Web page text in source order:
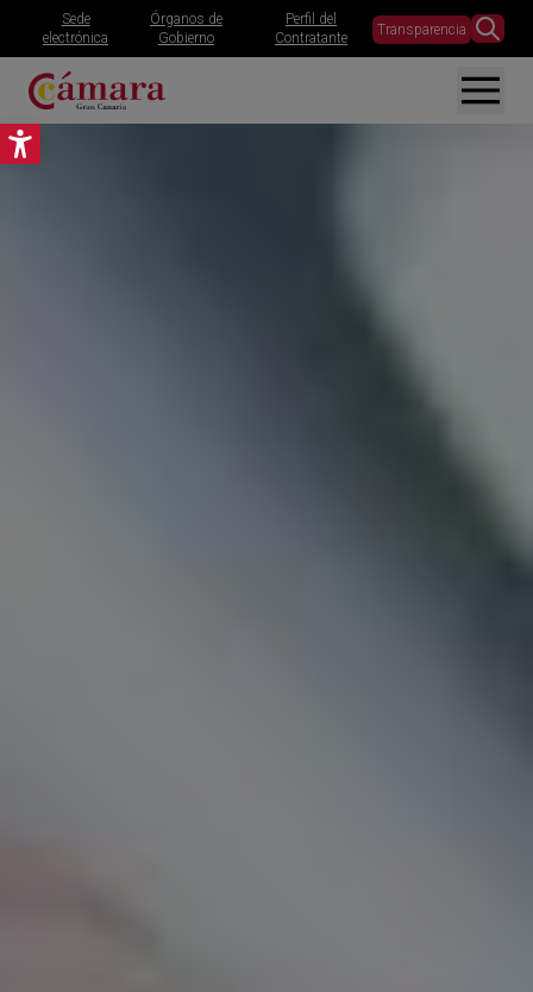
Abrir barra de herramientas
Sede
electrónica
Órganos de
Gobierno
Perfil del
Contratante
Transparencia